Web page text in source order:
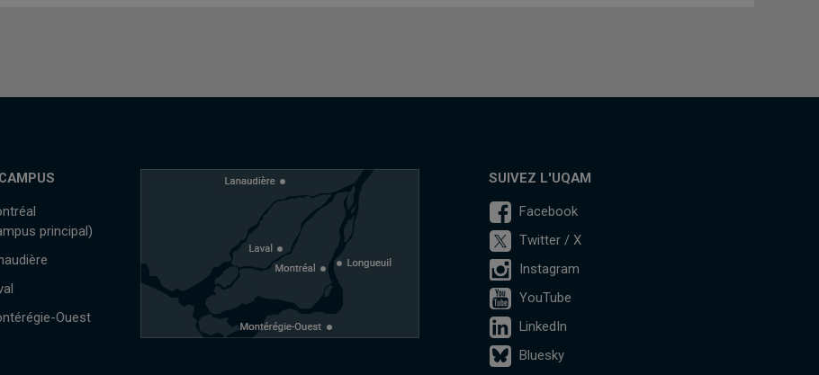
principal)
Ouest
SUIVEZ L'UQAM
Facebook
Twitter / X
Instagram
YouTube
LinkedIn
Bluesky